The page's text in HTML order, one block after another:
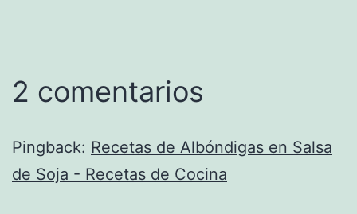
2 comentarios
Pingback: Recetas de Albóndigas en Salsa
de Soja - Recetas de Cocina